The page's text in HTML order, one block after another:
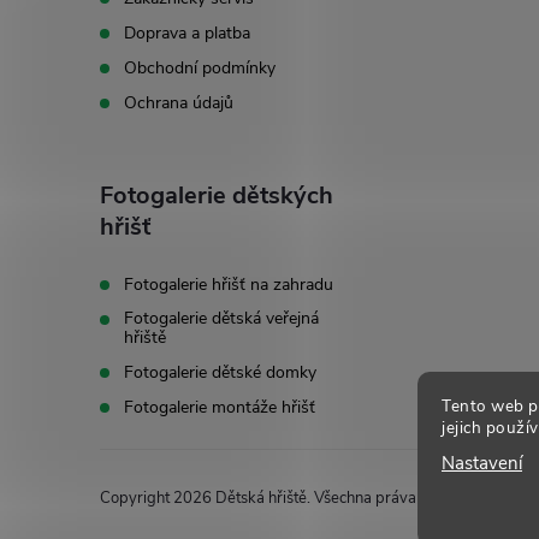
Tento web
jejich
Nastavení
Doprava a platba
Obchodní podmínky
Ochrana údajů
Fotogalerie dětských
hřišť
Fotogalerie hřišť na zahradu
Fotogalerie dětská veřejná
hřiště
Fotogalerie dětské domky
Fotogalerie montáže hřišť
Copyright 2026 Dětská hřiště. Všechna práva vyhrazena.